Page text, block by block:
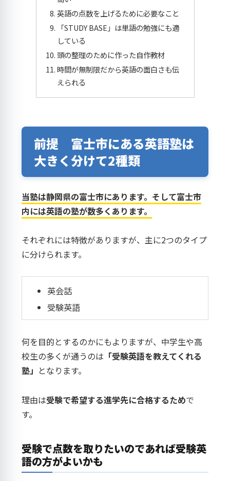
英語の点数を上げるために必要なこと
「STUDY BASE」は単語の勉強にも適
している
頭の整理のために作った自作教材
時間が無制限だから英語の面白さも伝
えられる
前提 富士市にある英語塾は
大きく分けて2種類
当塾は静岡県の富士市にあります。そして富士市
内には英語の塾が数多くあります。
それぞれには特徴がありますが、主に2つのタイプ
に分けられます。
英会話
受験英語
何を目的とするのかにもよりますが、中学生や高
校生の多くが通うのは 「受験英語を教えてくれる
塾」 となります。
理由は受験で希望する進学先に合格するためで
す。
受験で点数を取りたいのであれば受験英
語の方がよいかも